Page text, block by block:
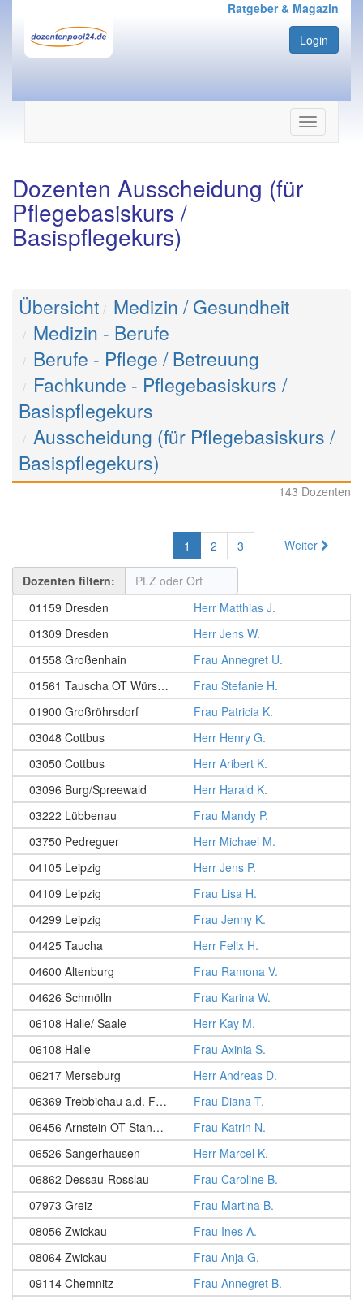
Ratgeber & Magazin
Login
Navigation
ein-/
Dozenten Ausscheidung (für
Pflegebasiskurs /
Basispflegekurs)
Übersicht Medizin / Gesundheit
Medizin - Berufe
Berufe - Pflege / Betreuung
Fachkunde - Pflegebasiskurs /
Basispflegekurs
Ausscheidung (für Pflegebasiskurs /
Basispflegekurs)
143 Dozenten
1 2 3 Weiter
Dozenten filtern:
01159 Dresden
Herr Matthias J.
01309 Dresden
Herr Jens W.
01558 Großenhain
Frau Annegret U.
01561 Tauscha OT Würschnitz
Frau Stefanie H.
01900 Großröhrsdorf
Frau Patricia K.
03048 Cottbus
Herr Henry G.
03050 Cottbus
Herr Aribert K.
03096 Burg/Spreewald
Herr Harald K.
03222 Lübbenau
Frau Mandy P.
03750 Pedreguer
Herr Michael M.
04105 Leipzig
Herr Jens P.
04109 Leipzig
Frau Lisa H.
04299 Leipzig
Frau Jenny K.
04425 Taucha
Herr Felix H.
04600 Altenburg
Frau Ramona V.
04626 Schmölln
Frau Karina W.
06108 Halle/ Saale
Herr Kay M.
06108 Halle
Frau Axinia S.
06217 Merseburg
Herr Andreas D.
06369 Trebbichau a.d. Fuhne/ Südliches Anhalt
Frau Diana T.
06456 Arnstein OT Stangerode
Frau Katrin N.
06526 Sangerhausen
Herr Marcel K.
06862 Dessau-Rosslau
Frau Caroline B.
07973 Greiz
Frau Martina B.
08056 Zwickau
Frau Ines A.
08064 Zwickau
Frau Anja G.
09114 Chemnitz
Frau Annegret B.